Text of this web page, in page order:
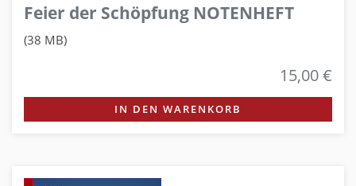
Feier der Schöpfung NOTENHEFT
(38 MB)
15,00 €
IN DEN WARENKORB